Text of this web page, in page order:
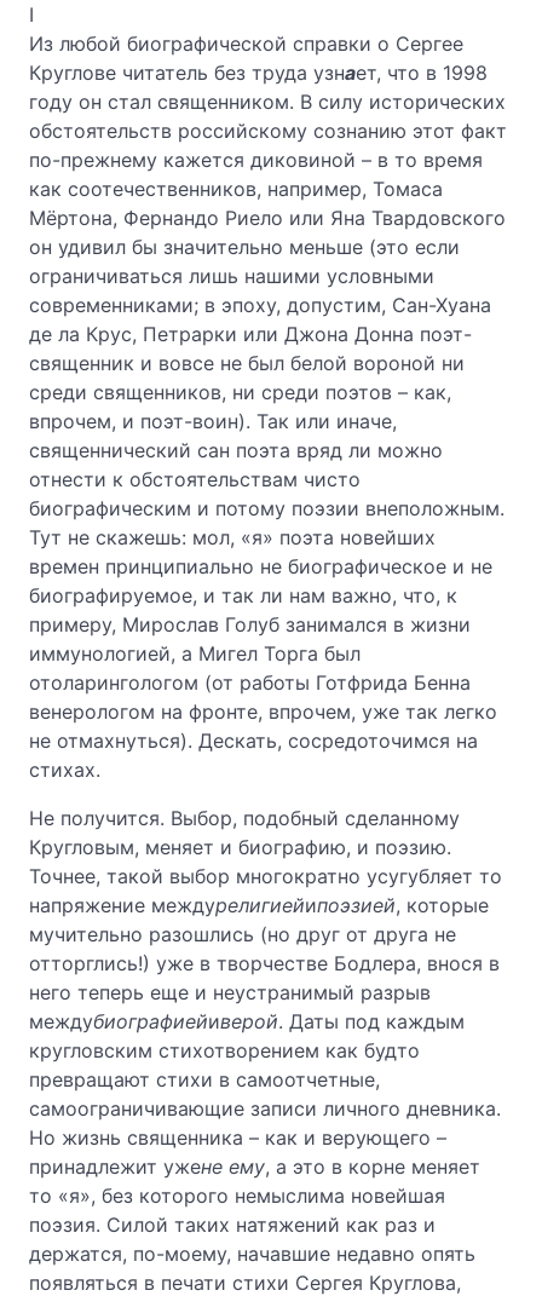
I
Из любой биографической справки о Сергее
Круглове читатель без труда узнает, что в 1998
году он стал священником. В силу исторических
обстоятельств российскому сознанию этот факт
по-прежнему кажется диковиной – в то время
как соотечественников, например, Томаса
Мёртона, Фернандо Риело или Яна Твардовского
он удивил бы значительно меньше (это если
ограничиваться лишь нашими условными
современниками; в эпоху, допустим, Сан-Хуана
де ла Крус, Петрарки или Джона Донна поэт-
священник и вовсе не был белой вороной ни
среди священников, ни среди поэтов – как,
впрочем, и поэт-воин). Так или иначе,
священнический сан поэта вряд ли можно
отнести к обстоятельствам чисто
биографическим и потому поэзии внеположным.
Тут не скажешь: мол, «я» поэта новейших
времен принципиально не биографическое и не
биографируемое, и так ли нам важно, что, к
примеру, Мирослав Голуб занимался в жизни
иммунологией, а Мигел Торга был
отоларингологом (от работы Готфрида Бенна
венерологом на фронте, впрочем, уже так легко
не отмахнуться). Дескать, сосредоточимся на
стихах.
Не получится. Выбор, подобный сделанному
Кругловым, меняет и биографию, и поэзию.
Точнее, такой выбор многократно усугубляет то
напряжение междурелигиейипоэзией, которые
мучительно разошлись (но друг от друга не
отторглись!) уже в творчестве Бодлера, внося в
него теперь еще и неустранимый разрыв
междубиографиейиверой. Даты под каждым
кругловским стихотворением как будто
превращают стихи в самоотчетные,
самоограничивающие записи личного дневника.
Но жизнь священника – как и верующего –
принадлежит ужене ему, а это в корне меняет
то «я», без которого немыслима новейшая
поэзия. Силой таких натяжений как раз и
держатся, по-моему, начавшие недавно опять
появляться в печати стихи Сергея Круглова,